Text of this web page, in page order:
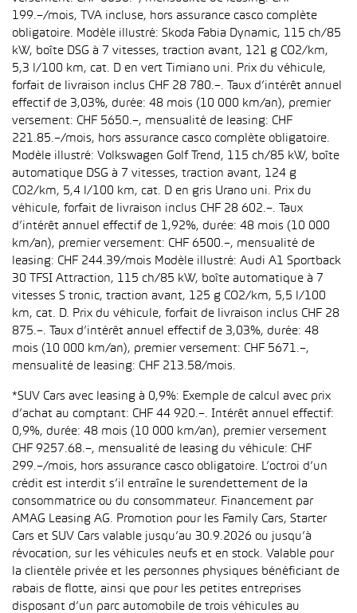
199.–/mois, TVA incluse, hors assurance casco complète
obligatoire. Modèle illustré: Skoda Fabia Dynamic, 115 ch/85
kW, boîte DSG à 7 vitesses, traction avant, 121 g CO2/km,
5,3 l/100 km, cat. D en vert Timiano uni. Prix du véhicule,
forfait de livraison inclus CHF 28 780.–. Taux d’intérêt annuel
effectif de 3,03%, durée: 48 mois (10 000 km/an), premier
versement: CHF 5650.–, mensualité de leasing: CHF
221.85.–/mois, hors assurance casco complète obligatoire.
Modèle illustré: Volkswagen Golf Trend, 115 ch/85 kW, boîte
automatique DSG à 7 vitesses, traction avant, 124 g
CO2/km, 5,4 l/100 km, cat. D en gris Urano uni. Prix du
véhicule, forfait de livraison inclus CHF 28 602.–. Taux
d’intérêt annuel effectif de 1,92%, durée: 48 mois (10 000
km/an), premier versement: CHF 6500.–, mensualité de
leasing: CHF 244.39/mois Modèle illustré: Audi A1 Sportback
30 TFSI Attraction, 115 ch/85 kW, boîte automatique à 7
vitesses S tronic, traction avant, 125 g CO2/km, 5,5 l/100
km, cat. D. Prix du véhicule, forfait de livraison inclus CHF 28
875.–. Taux d’intérêt annuel effectif de 3,03%, durée: 48
mois (10 000 km/an), premier versement: CHF 5671.–,
mensualité de leasing: CHF 213.58/mois.
*SUV Cars avec leasing à 0,9%: Exemple de calcul avec prix
d’achat au comptant: CHF 44 920.–. Intérêt annuel effectif:
0,9%, durée: 48 mois (10 000 km/an), premier versement
CHF 9257.68.–, mensualité de leasing du véhicule: CHF
299.–/mois, hors assurance casco obligatoire. L’octroi d’un
crédit est interdit s’il entraîne le surendettement de la
consommatrice ou du consommateur. Financement par
AMAG Leasing AG. Promotion pour les Family Cars, Starter
Cars et SUV Cars valable jusqu’au 30.9.2026 ou jusqu’à
révocation, sur les véhicules neufs et en stock. Valable pour
la clientèle privée et les personnes physiques bénéficiant de
rabais de flotte, ainsi que pour les petites entreprises
disposant d’un parc automobile de trois véhicules au